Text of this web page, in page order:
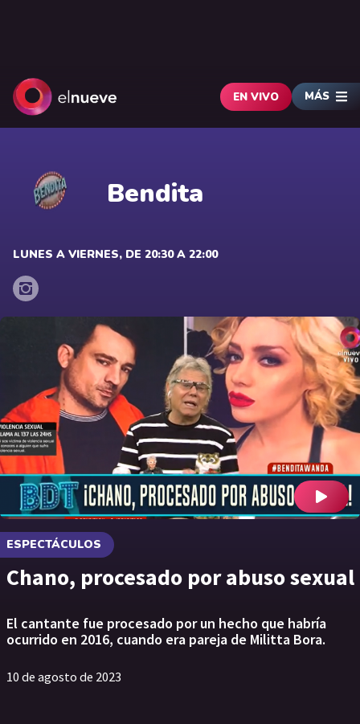
EN VIVO MÁS
Bendita
LUNES A VIERNES, DE 20:30 A 22:00
ESPECTÁCULOS
Chano, procesado por abuso sexual
El cantante fue procesado por un hecho que habría
ocurrido en 2016, cuando era pareja de Militta Bora.
10 de agosto de 2023